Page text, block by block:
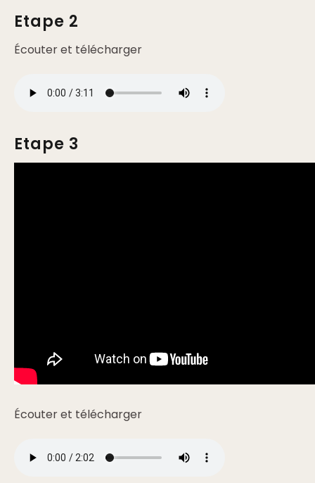
Etape 2
Écouter et télécharger
Etape 3
Écouter et télécharger